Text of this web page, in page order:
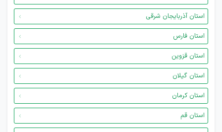
استان آذربایجان شرقی
استان فارس
استان قزوین
استان گیلان
استان کرمان
استان قم